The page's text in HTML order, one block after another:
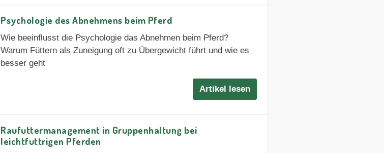
Psychologie des Abnehmens beim Pferd
Wie beeinflusst die Psychologie das Abnehmen beim Pferd?
Warum Füttern als Zuneigung oft zu Übergewicht führt und wie es
besser geht
Artikel lesen
Raufuttermanagement in Gruppenhaltung bei
leichtfuttrigen Pferden